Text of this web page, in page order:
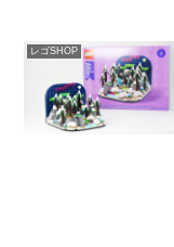
レゴSHOP